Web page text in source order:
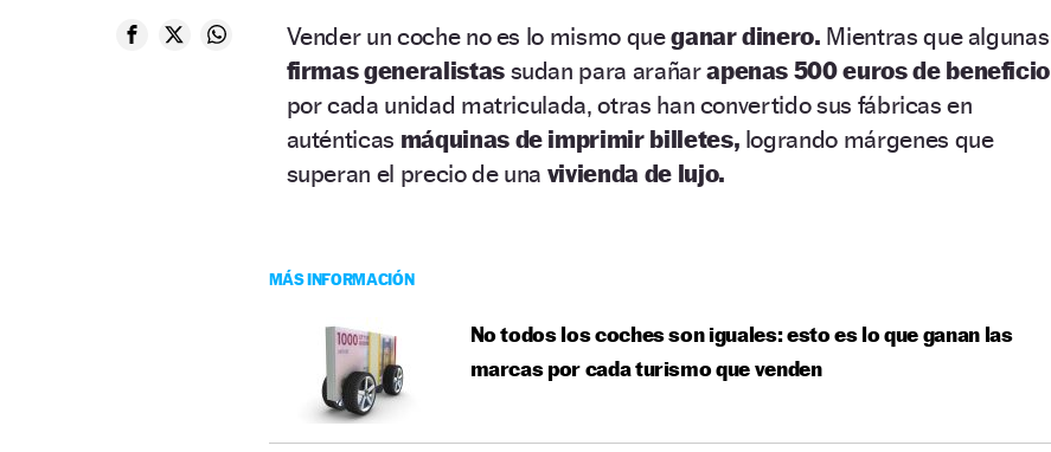
Vender un coche no es lo mismo queganar dinero. Mientras que algunas
firmas generalistassudan para arañarapenas 500 euros de beneficio
por cada unidad matriculada, otras han convertido sus fábricas en
auténticas máquinas de imprimir billetes, logrando márgenes que
superan el precio de una vivienda de lujo.
MÁS INFORMACIÓN
No todos los coches son iguales: esto es lo que ganan las
marcas por cada turismo que venden